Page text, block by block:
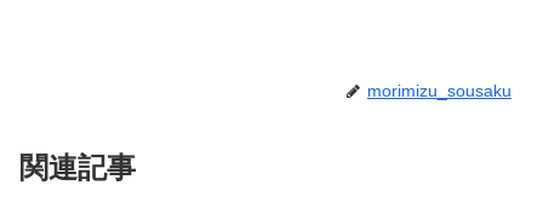
morimizu_sousaku
関連記事